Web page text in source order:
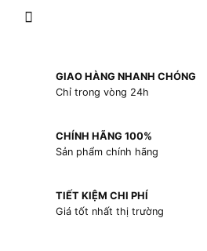
GIAO HÀNG NHANH CHÓNG
Chỉ trong vòng 24h
CHÍNH HÃNG 100%
Sản phẩm chính hãng
TIẾT KIỆM CHI PHÍ
Giá tốt nhất thị trường